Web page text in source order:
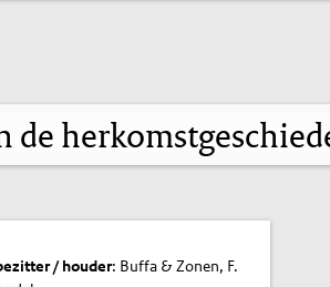
de
/ houder: Buffa & Zonen, F.